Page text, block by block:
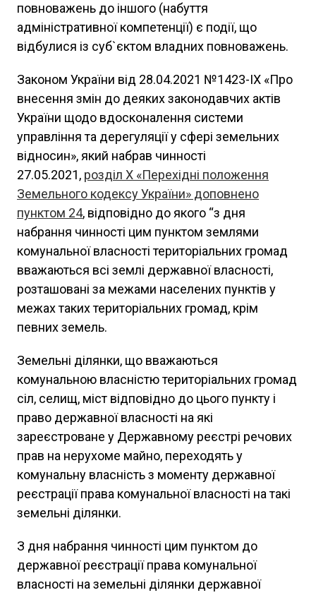
повноважень до іншого (набуття
адміністративної компетенції) є події, що
відбулися із суб`єктом владних повноважень.
Законом України від 28.04.2021 №1423-IX «Про
внесення змін до деяких законодавчих актів
України щодо вдосконалення системи
управління та дерегуляції у сфері земельних
відносин», який набрав чинності
27.05.2021, розділ X «Перехідні положення
Земельного кодексу України» доповнено
пунктом 24, відповідно до якого “з дня
набрання чинності цим пунктом землями
комунальної власності територіальних громад
вважаються всі землі державної власності,
розташовані за межами населених пунктів у
межах таких територіальних громад, крім
певних земель.
Земельні ділянки, що вважаються
комунальною власністю територіальних громад
сіл, селищ, міст відповідно до цього пункту і
право державної власності на які
зареєстроване у Державному реєстрі речових
прав на нерухоме майно, переходять у
комунальну власність з моменту державної
реєстрації права комунальної власності на такі
земельні ділянки.
З дня набрання чинності цим пунктом до
державної реєстрації права комунальної
власності на земельні ділянки державної